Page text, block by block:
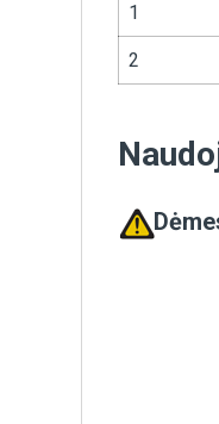
1
2